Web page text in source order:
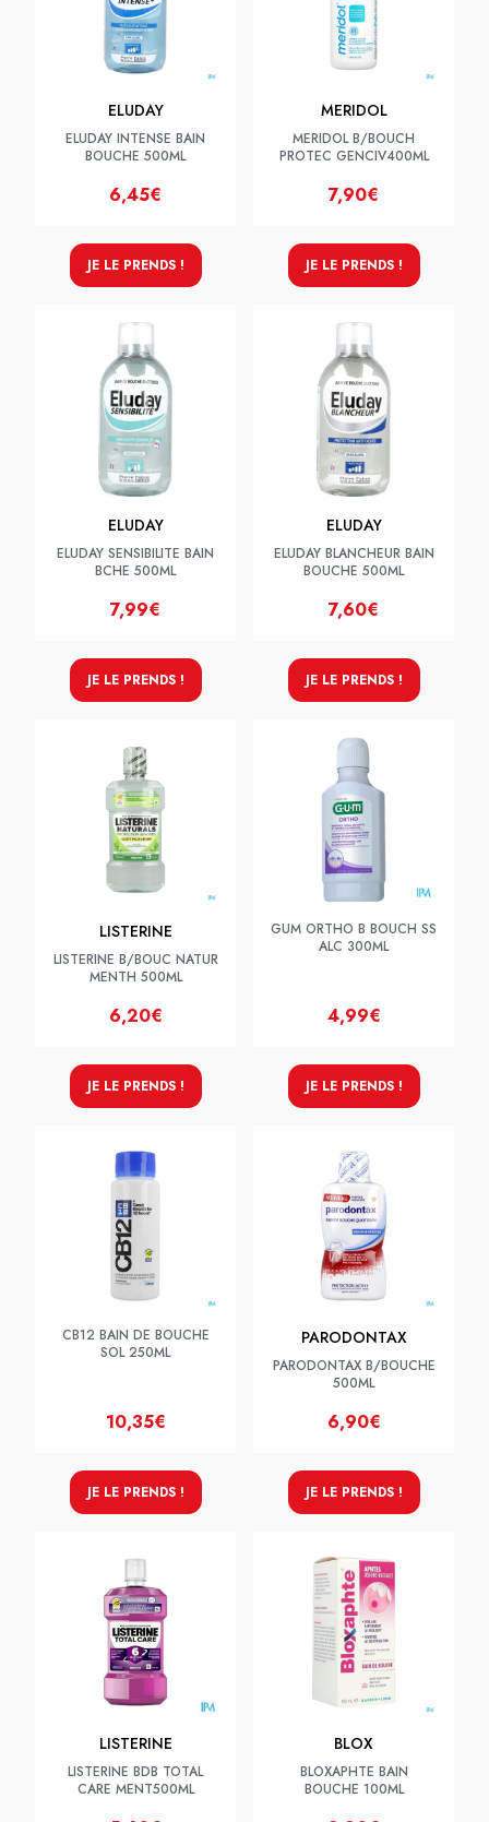
ELUDAY
ELUDAY INTENSE BAIN
BOUCHE 500ML
6,45€
JE LE PRENDS !
MERIDOL
MERIDOL B/BOUCH
PROTEC GENCIV400ML
7,90€
JE LE PRENDS !
ELUDAY
ELUDAY SENSIBILITE BAIN
BCHE 500ML
7,99€
JE LE PRENDS !
ELUDAY
ELUDAY BLANCHEUR BAIN
BOUCHE 500ML
7,60€
JE LE PRENDS !
LISTERINE
LISTERINE B/BOUC NATUR
MENTH 500ML
6,20€
JE LE PRENDS !
GUM ORTHO B BOUCH SS
ALC 300ML
4,99€
JE LE PRENDS !
CB12 BAIN DE BOUCHE
SOL 250ML
10,35€
JE LE PRENDS !
PARODONTAX
PARODONTAX B/BOUCHE
500ML
6,90€
JE LE PRENDS !
LISTERINE
LISTERINE BDB TOTAL
CARE MENT500ML
BLOX
BLOXAPHTE BAIN
BOUCHE 100ML